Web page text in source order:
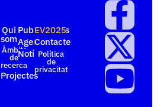
Qui
som
Àmbits
de
recerca
Projectes
Publicacions
Agenda
Notícies
EV2025
Contacte
Política
de
privacitat